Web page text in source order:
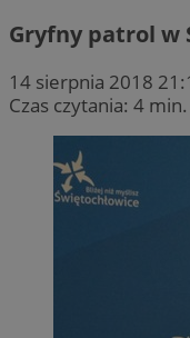
Gryfny patrol w
14 sierpnia 2018
Czas czytania: 4 min.